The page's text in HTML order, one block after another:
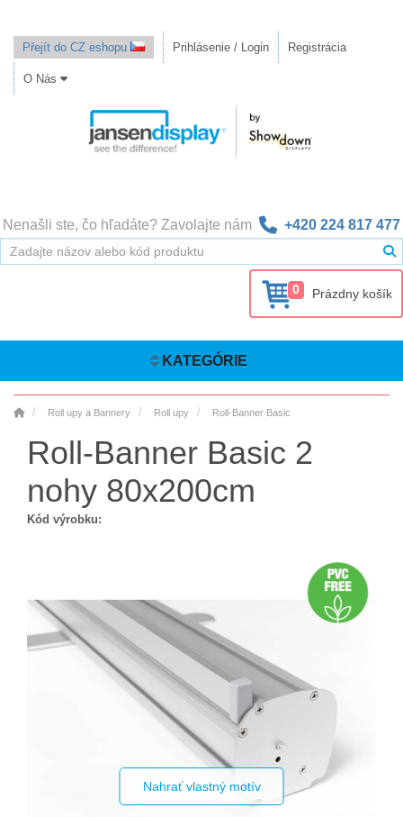
Přejít do CZ eshopu Prihlásenie / Login Registrácia
O Nás
Nenašli ste, čo hľadáte? Zavolajte nám +420 224 817 477
0 Prázdny košík
KATEGÓRIE
Roll upy a Bannery Roll upy Roll-Banner Basic
Roll-Banner Basic 2
nohy 80x200cm
Kód výrobku:
Nahrať vlastný motív